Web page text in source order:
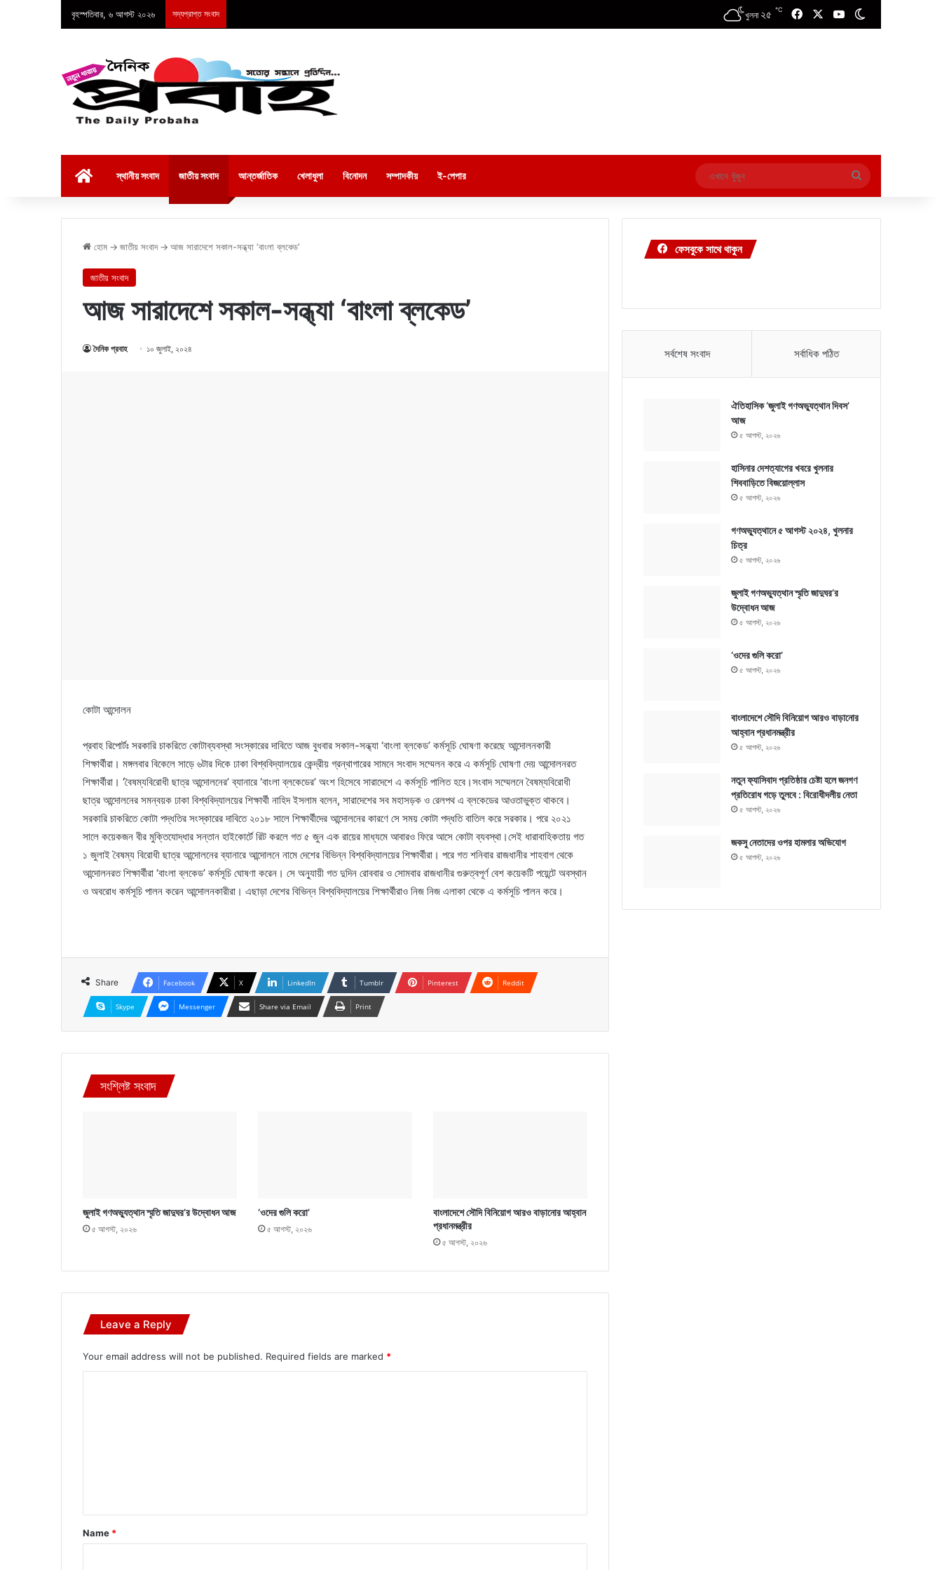
বৃহস্পতিবার, ৬ আগস্ট ২০২৬ সদ্যপ্রাপ্ত সংবাদ খুলনা ২৫ ℃ FacebookYouTube
স্থানীয় সংবাদ জাতীয় সংবাদ আন্তর্জাতিক খেলাধুলা বিনোদন সম্পাদকীয় ই-পেপার
এখানে
খুঁজুন
হোম → জাতীয় সংবাদ → আজ সারাদেশে সকাল-সন্ধ্যা ‘বাংলা ব্লকেড’
জাতীয় সংবাদ
আজ সারাদেশে সকাল-সন্ধ্যা ‘বাংলা ব্লকেড’
দৈনিক প্রবাহ ১০ জুলাই, ২০২৪
কোটা আন্দোলন
প্রবাহ রিপোর্টঃ সরকারি চাকরিতে কোটাব্যবস্থা সংস্কারের দাবিতে আজ বুধবার সকাল-সন্ধ্যা ‘বাংলা ব্লকেড’ কর্মসূচি ঘোষণা করেছে আন্দোলনকারী
শিক্ষার্থীরা। মঙ্গলবার বিকেলে সাড়ে ৬টার দিকে ঢাকা বিশ্ববিদ্যালয়ের কেন্দ্রীয় গ্রন্থাগারের সামনে সংবাদ সম্মেলন করে এ কর্মসূচি ঘোষণা দেয় আন্দোলনরত
শিক্ষার্থীরা। ‘বৈষম্যবিরোধী ছাত্র আন্দোলনের’ ব্যানারে ‘বাংলা ব্লকেডের’ অংশ হিসেবে সারাদেশে এ কর্মসূচি পালিত হবে।সংবাদ সম্মেলনে বৈষম্যবিরোধী
ছাত্র আন্দোলনের সমন্বয়ক ঢাকা বিশ্ববিদ্যালয়ের শিক্ষার্থী নাহিদ ইসলাম বলেন, সারাদেশের সব মহাসড়ক ও রেলপথ এ ব্লকেডের আওতাভুক্ত থাকবে।
সরকারি চাকরিতে কোটা পদ্ধতির সংস্কারের দাবিতে ২০১৮ সালে শিক্ষার্থীদের আন্দোলনের কারণে সে সময় কোটা পদ্ধতি বাতিল করে সরকার। পরে ২০২১
সালে কয়েকজন বীর মুক্তিযোদ্ধার সন্তান হাইকোর্টে রিট করলে গত ৫ জুন এক রায়ের মাধ্যমে আবারও ফিরে আসে কোটা ব্যবস্থা।সেই ধারাবাহিকতায় গত
১ জুলাই বৈষম্য বিরোধী ছাত্র আন্দোলনের ব্যানারে আন্দোলনে নামে দেশের বিভিন্ন বিশ্ববিদ্যালয়ের শিক্ষার্থীরা। পরে গত শনিবার রাজধানীর শাহবাগ থেকে
আন্দোলনরত শিক্ষার্থীরা ‘বাংলা ব্লকেড’ কর্মসূচি ঘোষণা করেন। সে অন্যুায়ী গত দুদিন রোববার ও সোমবার রাজধানীর গুরুত্বপূর্ণ বেশ কয়েকটি পয়েন্টে অবস্থান
ও অবরোধ কর্মসূচি পালন করেন আন্দোলনকারীরা। এছাড়া দেশের বিভিন্ন বিশ্ববিদ্যালয়ের শিক্ষার্থীরাও নিজ নিজ এলাকা থেকে এ কর্মসূচি পালন করে।
Share Facebook X LinkedIn Tumblr Pinterest Reddit
Skype Messenger Share via Email Print
সংশ্লিষ্ট সংবাদ
জুলাই গণঅভ্যুত্থান স্মৃতি জাদুঘর’র উদ্বোধন আজ
৫ আগস্ট, ২০২৬
‘ওদের গুলি করো’
৫ আগস্ট, ২০২৬
বাংলাদেশে সৌদি বিনিয়োগ আরও বাড়ানোর আহ্বান
প্রধানমন্ত্রীর
৫ আগস্ট, ২০২৬
Leave a Reply
Your email address will not be published. Required fields are marked *
*
Name *
ফেসবুকে সাথে থাকুন
সর্বশেষ সংবাদ সর্বাধিক পঠিত
ঐতিহাসিক ‘জুলাই গণঅভ্যুত্থান দিবস’
আজ
৫ আগস্ট, ২০২৬
হাসিনার দেশত্যাগের খবরে খুলনার
শিববাড়িতে বিজয়োল্লাস
৫ আগস্ট, ২০২৬
গণঅভ্যুত্থানে ৫ আগস্ট ২০২৪, খুলনার
চিত্র
৫ আগস্ট, ২০২৬
জুলাই গণঅভ্যুত্থান স্মৃতি জাদুঘর’র
উদ্বোধন আজ
৫ আগস্ট, ২০২৬
‘ওদের গুলি করো’
৫ আগস্ট, ২০২৬
বাংলাদেশে সৌদি বিনিয়োগ আরও বাড়ানোর
আহ্বান প্রধানমন্ত্রীর
৫ আগস্ট, ২০২৬
নতুন ফ্যাসিবাদ প্রতিষ্ঠার চেষ্টা হলে জনগণ
প্রতিরোধ গড়ে তুলবে : বিরোধীদলীয় নেতা
৫ আগস্ট, ২০২৬
জকসু নেতাদের ওপর হামলার অভিযোগ
৫ আগস্ট, ২০২৬